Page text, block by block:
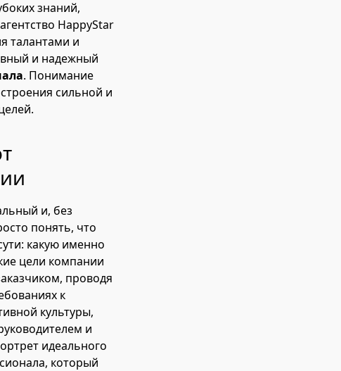
знаний,
HappyStar
талантами и
и надежный
. Понимание
сильной и
и, без
понять, что
какую именно
цели компании
проводя
к
культуры,
и
идеального
который